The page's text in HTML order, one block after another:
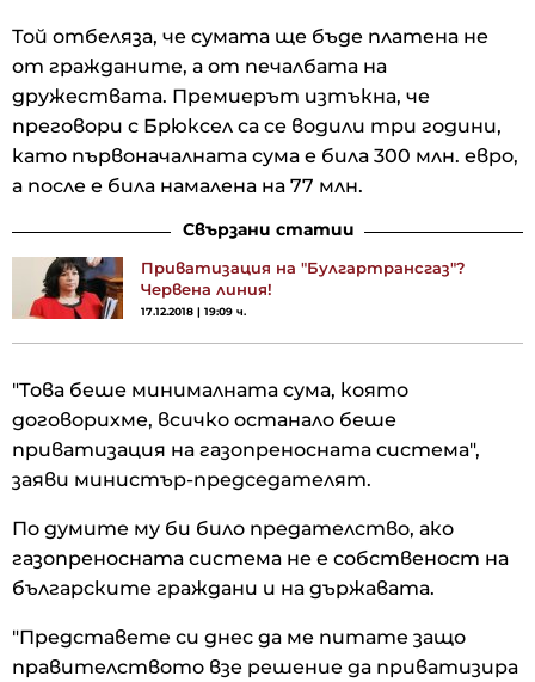
Той отбеляза, че сумата ще бъде платена не
от гражданите, а от печалбата на
дружествата. Премиерът изтъкна, че
преговори с Брюксел са се водили три години,
като първоначалната сума е била 300 млн. евро,
а после е била намалена на 77 млн.
Свързани статии
Приватизация на "Булгартрансгаз"?
Червена линия!
17.12.2018 | 19:09 ч.
"Това беше минималната сума, която
договорихме, всичко останало беше
приватизация на газопреносната система",
заяви министър-председателят.
По думите му би било предателство, ако
газопреносната система не е собственост на
българските граждани и на държавата.
"Представете си днес да ме питате защо
правителството взе решение да приватизира